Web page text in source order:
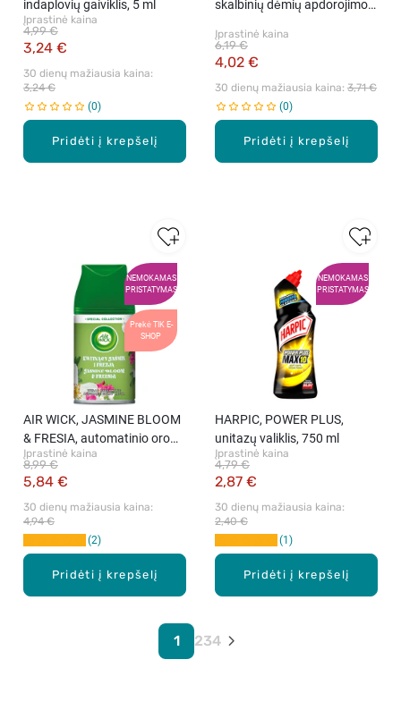
Pridėti į krepšelį
indaplovių gaiviklis, 5 ml
Įprastinė kaina
3,24 €
4,99 €
30 dienų mažiausia kaina:
3,24 €
0
Pridėti į krepšelį
skalbinių dėmių apdorojimo
Įprastinė kaina
4,02 €
6,19 €
30 dienų mažiausia kaina: 3,71 €
0
NEMOKAMAS
PRISTATYMAS
Prekė TIK E-
SHOP
Pridėti į krepšelį
AIR WICK, JASMINE BLOOM
& FRESIA, automatinio oro
gaiviklio aromato užpildas,
250 ml.
Įprastinė kaina
5,84 €
8,99 €
30 dienų mažiausia kaina:
4,94 €
2
NEMOKAMAS
PRISTATYMAS
Pridėti į krepšelį
HARPIC, POWER PLUS,
unitazų valiklis, 750 ml
Įprastinė kaina
2,87 €
4,79 €
30 dienų mažiausia kaina:
2,40 €
1
1 234